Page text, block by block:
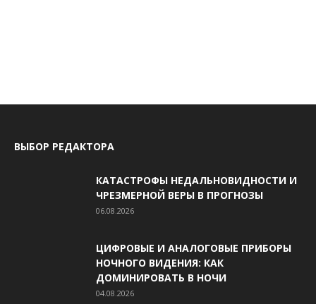
ВЫБОР РЕДАКТОРА
КАТАСТРОФЫ НЕДАЛЬНОВИДНОСТИ И
ЧРЕЗМЕРНОЙ ВЕРЫ В ПРОГНОЗЫ
06.08.2026
ЦИФРОВЫЕ И АНАЛОГОВЫЕ ПРИБОРЫ
НОЧНОГО ВИДЕНИЯ: КАК
ДОМИНИРОВАТЬ В НОЧИ
04.08.2026